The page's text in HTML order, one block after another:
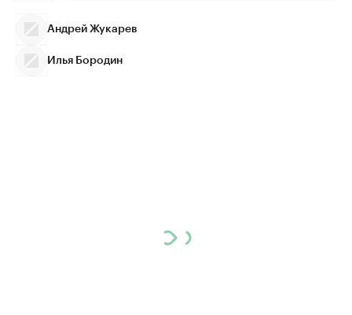
Андрей Жукарев
Илья Бородин